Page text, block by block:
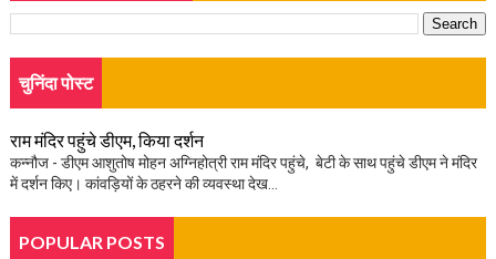
चुनिंदा पोस्ट
राम मंदिर पहुंचे डीएम, किया दर्शन
कन्नौज - डीएम आशुतोष मोहन अग्निहोत्री राम मंदिर पहुंचे, बेटी के साथ पहुंचे डीएम ने मंदिर
में दर्शन किए। कांवड़ियों के ठहरने की व्यवस्था देख...
POPULAR POSTS